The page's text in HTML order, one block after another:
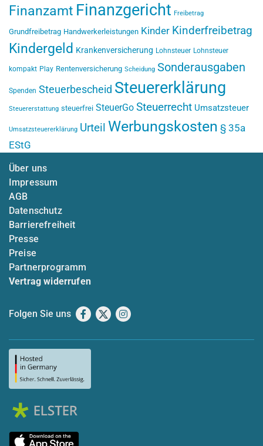
Finanzamt Finanzgericht Freibetrag
Grundfreibetrag Handwerkerleistungen Kinder Kinderfreibetrag
Kindergeld Krankenversicherung Lohnsteuer Lohnsteuer
kompakt Play Rentenversicherung Scheidung Sonderausgaben
Spenden Steuerbescheid Steuererklärung
Steuererstattung steuerfrei SteuerGo Steuerrecht Umsatzsteuer
Umsatzsteuererklärung Urteil Werbungskosten § 35a
EStG
Über uns
Impressum
AGB
Datenschutz
Barrierefreiheit
Presse
Preise
Partnerprogramm
Vertrag widerrufen
Folgen Sie uns Facebook
X Instagram